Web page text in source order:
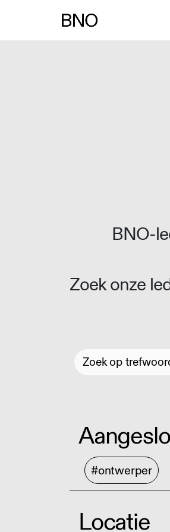
BNO-
Zoek onze
#ontwerper
Locatie